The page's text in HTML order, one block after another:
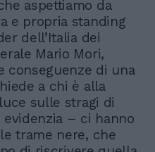
aspettiamo da
e propria standing
dell’Italia dei
Mario Mori,
conseguenze di una
a chi è alla
sulle stragi di
evidenzia – ci hanno
trame nere, che